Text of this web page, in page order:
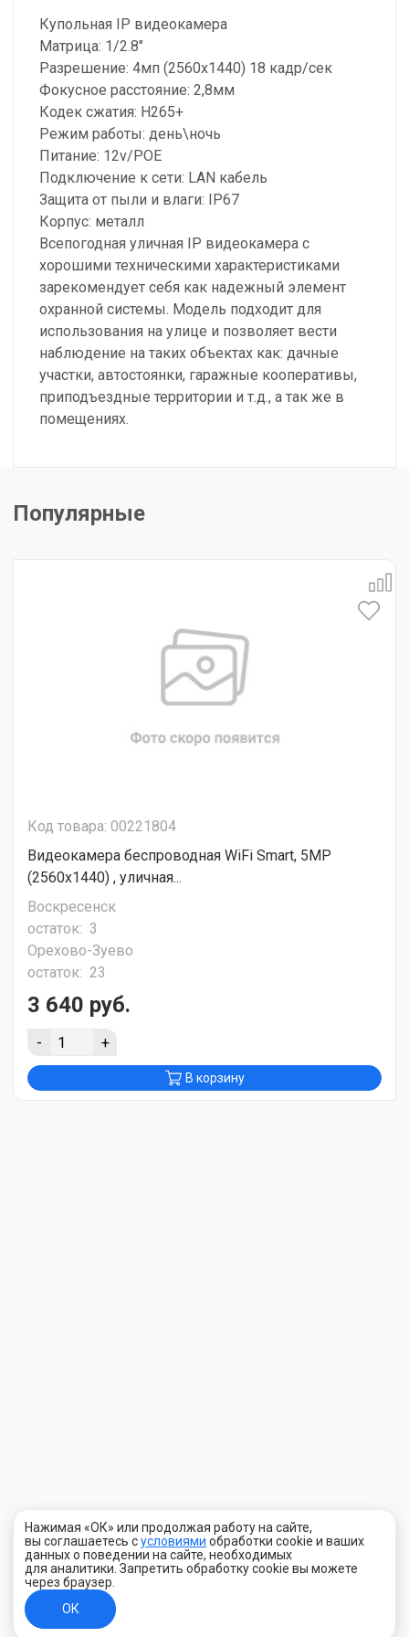
Купольная IP видеокамера
Матрица: 1/2.8"
Разрешение: 4мп (2560х1440) 18 кадр/сек
Фокусное расстояние: 2,8мм
Кодек сжатия: H265+
Режим работы: день\ночь
Питание: 12v/РОЕ
Подключение к сети: LAN кабель
Защита от пыли и влаги: IP67
Корпус: металл
Всепогодная уличная IP видеокамера с
хорошими техническими характеристиками
зарекомендует себя как надежный элемент
охранной системы. Модель подходит для
использования на улице и позволяет вести
наблюдение на таких объектах как: дачные
участки, автостоянки, гаражные кооперативы,
приподъездные территории и т.д., а так же в
помещениях.
Популярные
Код товара: 00221804
Видеокамера беспроводная WiFi Smart, 5MP
(2560х1440) , уличная...
Воскресенск
остаток: 3
Орехово-Зуево
остаток: 23
3 640 руб.
- +
В корзину
Нажимая «ОК» или продолжая работу на сайте,
вы соглашаетесь сусловиями обработки cookie и ваших
данных о поведении на сайте, необходимых
для аналитики. Запретить обработку cookie вы можете
через браузер.
ОК